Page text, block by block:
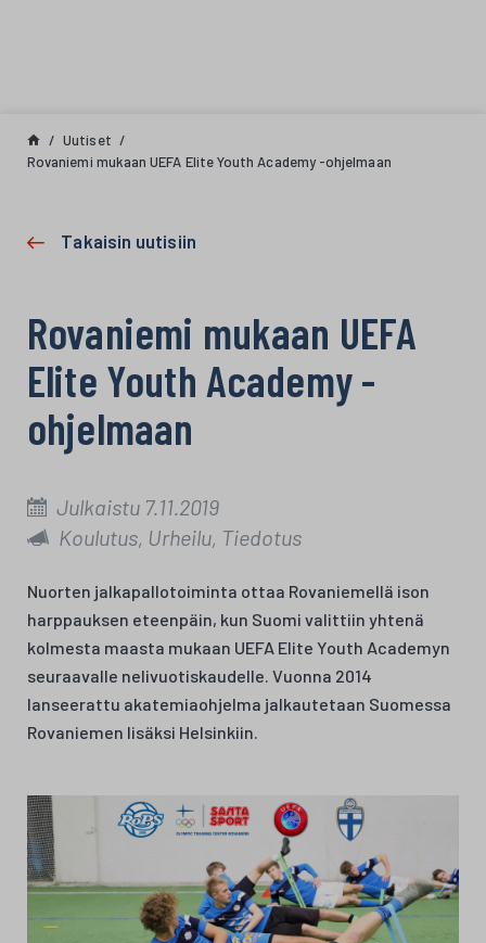
Uutiset
Rovaniemi mukaan UEFA Elite Youth Academy -ohjelmaan
Takaisin uutisiin
Rovaniemi mukaan UEFA
Elite Youth Academy -
ohjelmaan
Julkaistu 7.11.2019
Koulutus, Urheilu, Tiedotus
Nuorten jalkapallotoiminta ottaa Rovaniemellä ison
harppauksen eteenpäin, kun Suomi valittiin yhtenä
kolmesta maasta mukaan UEFA Elite Youth Academyn
seuraavalle nelivuotiskaudelle. Vuonna 2014
lanseerattu akatemiaohjelma jalkautetaan Suomessa
Rovaniemen lisäksi Helsinkiin.